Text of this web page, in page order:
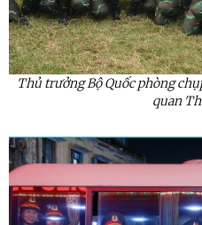
Thủ trưởng Bộ Quốc phòng
quan